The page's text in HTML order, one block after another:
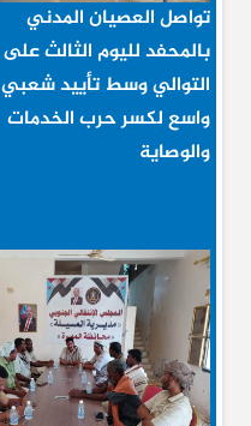
تواصل العصيان المدني
بالمحفد لليوم الثالث على
التوالي وسط تأييد شعبي
واسع لكسر حرب الخدمات
والوصاية